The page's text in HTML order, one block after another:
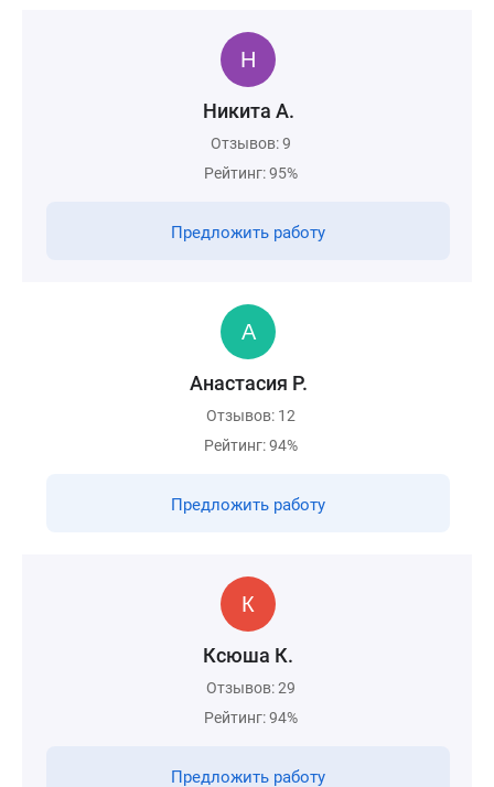
Никита А.
Отзывов: 9
Рейтинг: 95%
Предложить работу
Анастасия Р.
Отзывов: 12
Рейтинг: 94%
Предложить работу
Ксюша К.
Отзывов: 29
Рейтинг: 94%
Предложить работу